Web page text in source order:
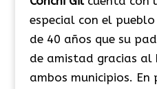
especial con el
de 40 años que su
de amistad gracias al
ambos municipios.